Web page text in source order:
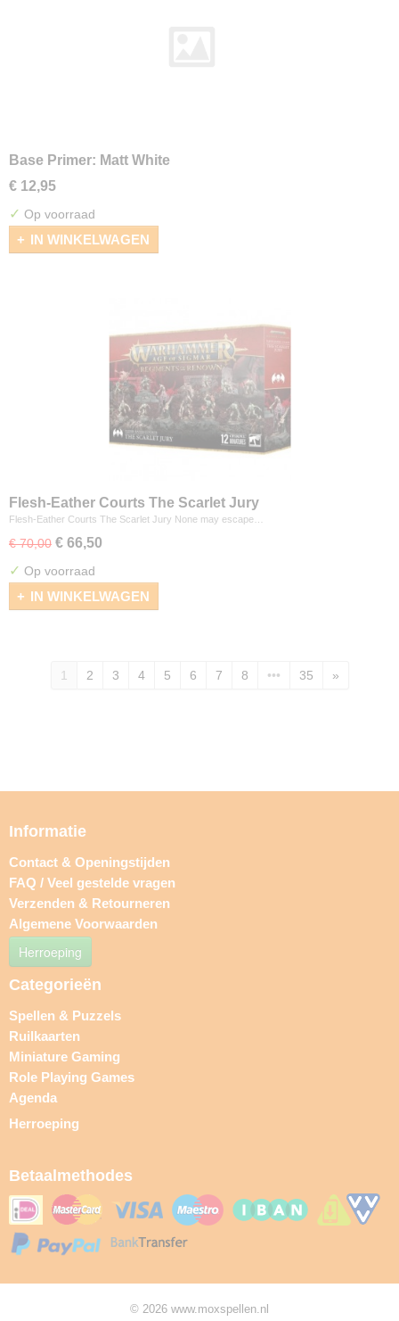
Base Primer: Matt White
€ 12,95
✓ Op voorraad
IN WINKELWAGEN
Flesh-Eather Courts The Scarlet Jury
Flesh-Eather Courts The Scarlet Jury None may escape…
€ 70,00 € 66,50
✓ Op voorraad
IN WINKELWAGEN
1 2 3 4 5 6 7 8 ••• 35 »
Informatie
Contact & Openingstijden
FAQ / Veel gestelde vragen
Verzenden & Retourneren
Algemene Voorwaarden
Herroeping
Categorieën
Spellen & Puzzels
Ruilkaarten
Miniature Gaming
Role Playing Games
Agenda
Herroeping
Betaalmethodes
© 2026 www.moxspellen.nl